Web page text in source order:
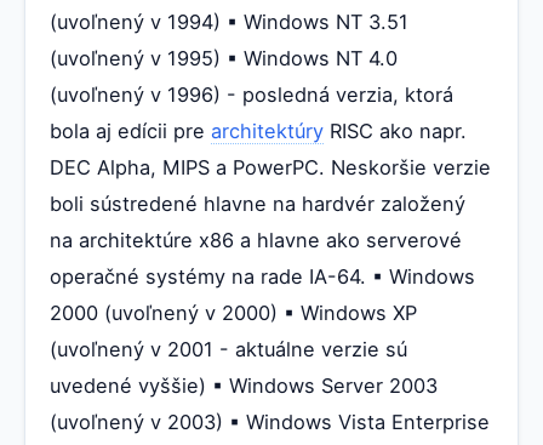
(uvoľnený v 1994) ▪ Windows NT 3.51
(uvoľnený v 1995) ▪ Windows NT 4.0
(uvoľnený v 1996) - posledná verzia, ktorá
bola aj edícii pre architektúry RISC ako napr.
DEC Alpha, MIPS a PowerPC. Neskoršie verzie
boli sústredené hlavne na hardvér založený
na architektúre x86 a hlavne ako serverové
operačné systémy na rade IA-64. ▪ Windows
2000 (uvoľnený v 2000) ▪ Windows XP
(uvoľnený v 2001 - aktuálne verzie sú
uvedené vyššie) ▪ Windows Server 2003
(uvoľnený v 2003) ▪ Windows Vista Enterprise